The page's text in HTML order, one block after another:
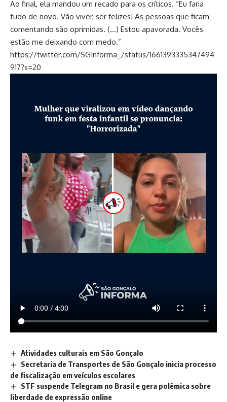
Ao final, ela mandou um recado para os críticos. “Eu faria
tudo de novo. Vão viver, ser felizes! As pessoas que ficam
comentando são oprimidas. (…) Estou apavorada. Vocês
estão me deixando com medo.”
https://twitter.com/SGInforma_/status/1661393335347494
917?s=20
Atividades culturais em São Gonçalo
Secretaria de Transportes de São Gonçalo inicia processo
de fiscalização em veículos escolares
STF suspende Telegram no Brasil e gera polêmica sobre
liberdade de expressão online